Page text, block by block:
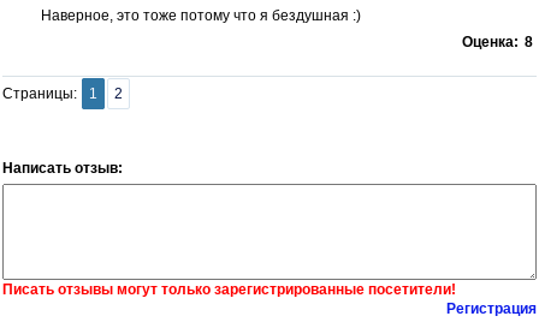
Наверное, это тоже потому что я бездушная :)
Оценка: 8
Страницы: 1 2
Написать отзыв:
Писать отзывы могут только зарегистрированные посетители!
Регистрация